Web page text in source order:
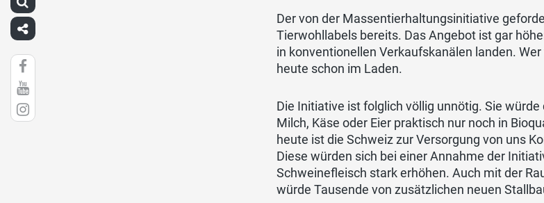
Der von der Massentierhaltungsinitiative
Tierwohllabels bereits. Das Angebot ist gar
in konventionellen Verkaufskanälen landen.
heute schon im Laden.
Die Initiative ist folglich völlig unnötig. Sie
Milch, Käse oder Eier praktisch nur noch in
heute ist die Schweiz zur Versorgung von uns
Diese würden sich bei einer Annahme der
Schweinefleisch stark erhöhen. Auch mit der
würde Tausende von zusätzlichen neuen